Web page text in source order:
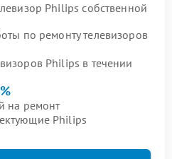
Philips собственной
по ремонту телевизоров
Philips в течении
на ремонт
Philips